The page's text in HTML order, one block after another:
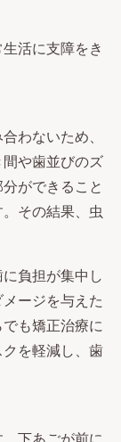
活に支障をき
わないため、
や歯並びのズ
ができること
その結果、虫
負担が集中し
ージを与えた
も矯正治療に
を軽減し、歯
下あごが前に